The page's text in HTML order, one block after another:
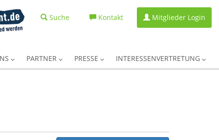
Suche Kontakt Mitglieder Login
PARTNER PRESSE INTERESSENVERTRETUNG